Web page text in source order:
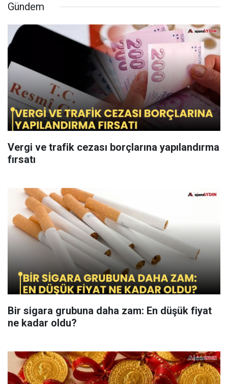
Gündem
Vergi ve trafik cezası borçlarına yapılandırma
fırsatı
Bir sigara grubuna daha zam: En düşük fiyat
ne kadar oldu?